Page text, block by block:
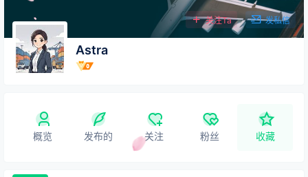
Astra
关注Ta 发私信
概览 发布的 关注 粉丝 收藏